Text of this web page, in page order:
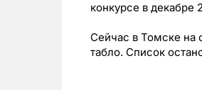
конкурсе в декабре
Сейчас в Томске на
табло. Список